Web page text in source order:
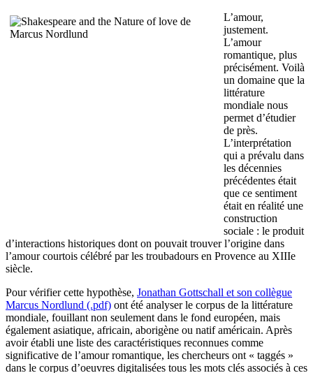
L’amour,
justement.
L’amour
romantique, plus
précisément. Voilà
un domaine que la
littérature
mondiale nous
permet d’étudier
de près.
L’interprétation
qui a prévalu dans
les décennies
précédentes était
que ce sentiment
était en réalité une
construction
sociale : le produit
d’interactions historiques dont on pouvait trouver l’origine dans
l’amour courtois célébré par les troubadours en Provence au XIIIe
siècle.
Pour vérifier cette hypothèse, Jonathan Gottschall et son collègue
Marcus Nordlund (.pdf) ont été analyser le corpus de la littérature
mondiale, fouillant non seulement dans le fond européen, mais
également asiatique, africain, aborigène ou natif américain. Après
avoir établi une liste des caractéristiques reconnues comme
significative de l’amour romantique, les chercheurs ont « taggés »
dans le corpus d’oeuvres digitalisées tous les mots clés associés à ces